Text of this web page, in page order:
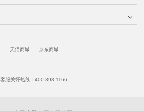
天猫商城 京东商城
客服关怀热线：400 898 1166